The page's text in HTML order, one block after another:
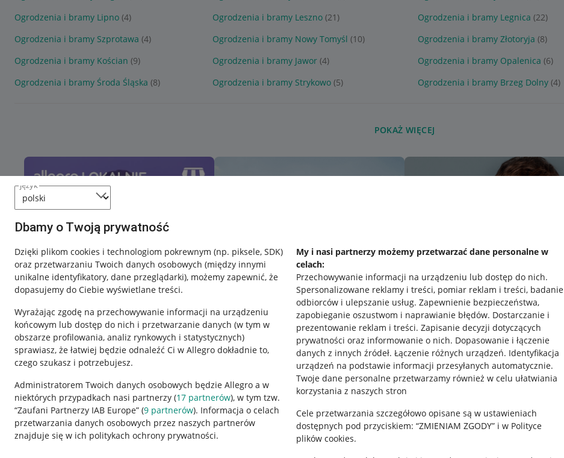
język
Dbamy o Twoją prywatność
Dzięki plikom cookies i technologiom pokrewnym (np. piksele, SDK)
oraz przetwarzaniu Twoich danych osobowych (między innymi
unikalne identyfikatory, dane przeglądarki), możemy zapewnić, że
dopasujemy do Ciebie wyświetlane treści.
Wyrażając zgodę na przechowywanie informacji na urządzeniu
końcowym lub dostęp do nich i przetwarzanie danych (w tym w
obszarze profilowania, analiz rynkowych i statystycznych)
sprawiasz, że łatwiej będzie odnaleźć Ci w Allegro dokładnie to,
czego szukasz i potrzebujesz.
Administratorem Twoich danych osobowych będzie Allegro a w
niektórych przypadkach nasi partnerzy (17 partnerów), w tym tzw.
“Zaufani Partnerzy IAB Europe” (9 partnerów). Informacja o celach
przetwarzania danych osobowych przez naszych partnerów
znajduje się w ich politykach ochrony prywatności.
My i nasi partnerzy możemy przetwarzać dane personalne w
celach:
Przechowywanie informacji na urządzeniu lub dostęp do nich.
Spersonalizowane reklamy i treści, pomiar reklam i treści, badanie
odbiorców i ulepszanie usług. Zapewnienie bezpieczeństwa,
zapobieganie oszustwom i naprawianie błędów. Dostarczanie i
prezentowanie reklam i treści. Zapisanie decyzji dotyczących
prywatności oraz informowanie o nich. Dopasowanie i łączenie
danych z innych źródeł. Łączenie różnych urządzeń. Identyfikacja
urządzeń na podstawie informacji przesyłanych automatycznie.
Twoje dane personalne przetwarzamy również w celu ułatwiania
korzystania z naszych stron
Cele przetwarzania szczegółowo opisane są w ustawieniach
dostępnych pod przyciskiem: “ZMIENIAM ZGODY” i w Polityce
plików cookies.
Ogrodzenia i bramy Lipno (4) Ogrodzenia i bramy Leszno (21) Ogrodzenia i bramy Legnica (22)
Ogrodzenia i bramy Szprotawa (4) Ogrodzenia i bramy Nowy Tomyśl (10) Ogrodzenia i bramy Złotoryja (8)
Ogrodzenia i bramy Kościan (9) Ogrodzenia i bramy Jawor (4) Ogrodzenia i bramy Opalenica (6)
Ogrodzenia i bramy Środa Śląska (8) Ogrodzenia i bramy Strykowo (5) Ogrodzenia i bramy Brzeg Dolny (4)
POKAŻ WIĘCEJ
Nawigacja
Przydatne informacje
Jak to działa
Napisz do nas
Allegro Gadane dla sprzedających
Regulamin
Polityka plików "cookies"
Ustawienia plików "cookies"
Pobierz aplikację